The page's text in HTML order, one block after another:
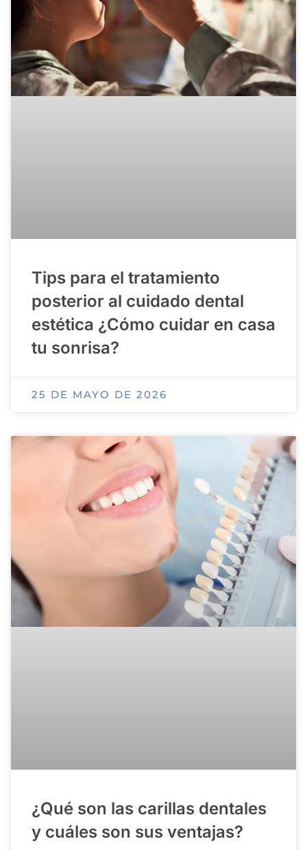
Tips para el tratamiento
posterior al cuidado dental
estética ¿Cómo cuidar en casa
tu sonrisa?
25 DE MAYO DE 2026
¿Qué son las carillas dentales
y cuáles son sus ventajas?